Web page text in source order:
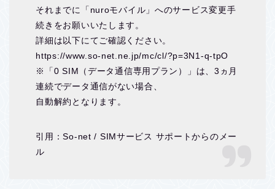
それまでに「nuroモバイル」へのサービス変更手
続きをお願いいたします。
詳細は以下にてご確認ください。
https://www.so-net.ne.jp/mc/cl/?p=3N1-q-tpO
※「0 SIM（データ通信専用プラン）」は、3ヵ月
連続でデータ通信がない場合、
自動解約となります。
引用：So-net / SIMサービス サポートからのメー
ル